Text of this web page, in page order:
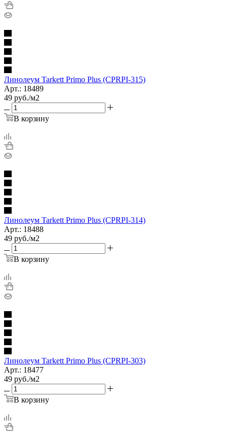
Линолеум Tarkett Primo Plus (CPRPI-315)
Арт.: 18489
49 руб./м2
В корзину
Линолеум Tarkett Primo Plus (CPRPI-314)
Арт.: 18488
49 руб./м2
В корзину
Линолеум Tarkett Primo Plus (CPRPI-303)
Арт.: 18477
49 руб./м2
В корзину